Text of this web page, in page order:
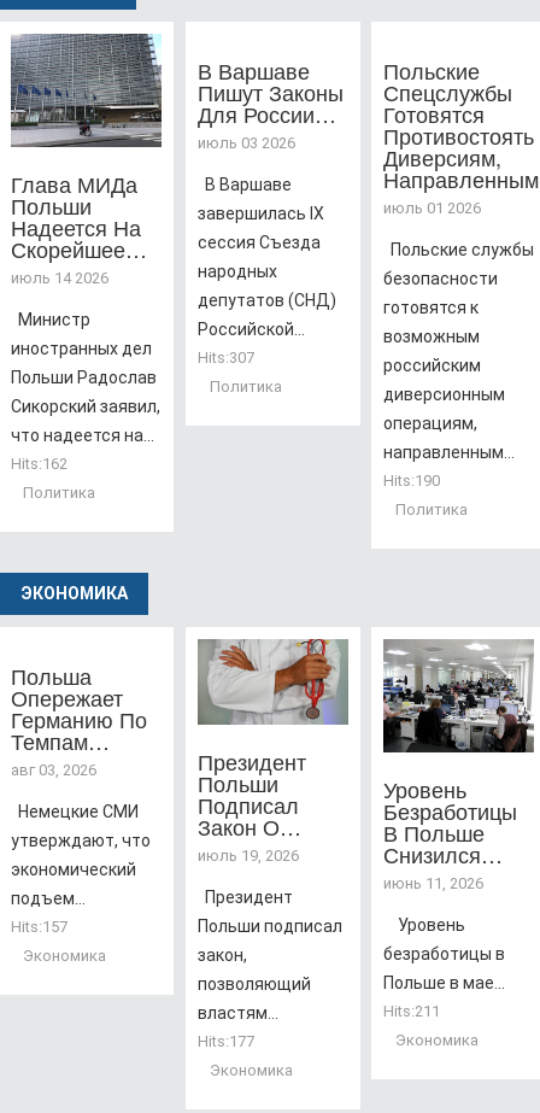
Глава МИДа
Польши
Надеется На
Скорейшее…
июль 14 2026
Министр
иностранных дел
Польши Радослав
Сикорский заявил,
что надеется на...
Hits:162
Политика
В Варшаве
Пишут Законы
Для России…
июль 03 2026
В Варшаве
завершилась IX
сессия Съезда
народных
депутатов (СНД)
Российской...
Hits:307
Политика
Польские
Спецслужбы
Готовятся
Противостоять
Диверсиям,
июль 01 2026
Польские службы
безопасности
готовятся к
возможным
российским
диверсионным
операциям,
направленным...
Hits:190
Политика
ЭКОНОМИКА
Польша
Опережает
Германию По
Темпам…
авг 03, 2026
Немецкие СМИ
утверждают, что
экономический
подъем...
Hits:157
Экономика
Президент
Польши
Подписал
Закон О…
июль 19, 2026
Президент
Польши подписал
закон,
позволяющий
властям...
Hits:177
Экономика
Уровень
Безработицы
В Польше
Снизился…
июнь 11, 2026
Уровень
безработицы в
Польше в мае...
Hits:211
Экономика